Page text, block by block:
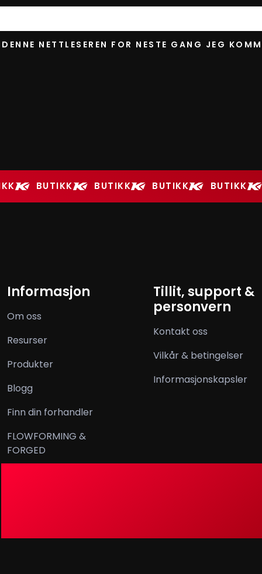
NETTLESEREN FOR NESTE GANG JEG
BUTIKK BUTIKK BUTIKK BUTIKK
Informasjon
Om oss
Resurser
Produkter
Blogg
Finn din forhandler
FLOWFORMING &
FORGED
Tillit, support &
personvern
Kontakt oss
Vilkår & betingelser
Informasjonskapsler